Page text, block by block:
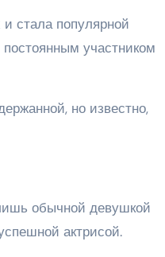
стала популярной
участником
но известно,
обычной девушкой
актрисой.